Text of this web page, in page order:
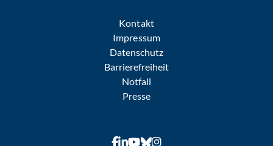
Kontakt
Impressum
Datenschutz
Barrierefreiheit
Notfall
Presse